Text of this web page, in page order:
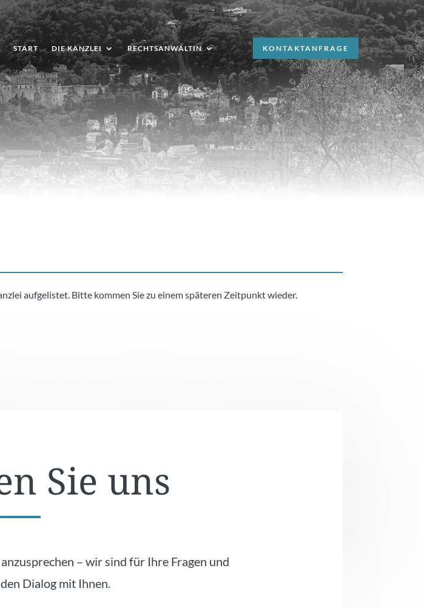
START DIE KANZLEI RECHTSANWÄLTIN KONTAKTANFRAGE
aufgelistet. Bitte kommen Sie zu einem späteren Zeitpunkt wieder.
Sie uns
– wir sind für Ihre Fragen und
Dialog mit Ihnen.